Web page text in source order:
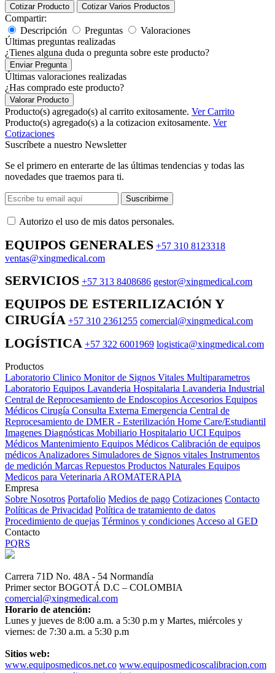
Cotizar Producto Cotizar Varios Productos
Compartir:
Descripción
Preguntas
Valoraciones
Últimas preguntas realizadas
¿Tienes alguna duda o pregunta sobre este producto?
Enviar Pregunta
Últimas valoraciones realizadas
¿Has comprado este producto?
Valorar Producto
Producto(s) agregado(s) al carrito exitosamente. Ver Carrito
Producto(s) agregado(s) a la cotizacion exitosamente. Ver
Cotizaciones
Suscríbete a nuestro Newsletter
Se el primero en enterarte de las últimas tendencias y todas las
novedades que traemos para ti.
Suscribirme
Autorizo ​​el uso de mis datos personales.
EQUIPOS GENERALES +57 310 8123318
ventas@xingmedical.com
SERVICIOS +57 313 8408686 gestor@xingmedical.com
EQUIPOS DE ESTERILIZACIÓN Y
CIRUGÍA +57 310 2361255 comercial@xingmedical.com
LOGÍSTICA +57 322 6001969 logistica@xingmedical.com
Productos
Laboratorio Clinico Monitor de Signos Vitales Multiparametros
Laboratorio Equipos Lavanderia Hospitalaria Lavanderia Industrial
Central de Reprocesamiento de Endoscopios Accesorios Equipos
Médicos Cirugía Consulta Externa Emergencia Central de
Reprocesamiento de DMER - Esterilización Home Care/Estudiantil
Imagenes Diagnósticas Mobiliario Hospitalario UCI Equipos
Médicos Mantenimiento Equipos Médicos Calibración de equipos
médicos Analizadores Simuladores de Signos vitales Instrumentos
de medición Marcas Repuestos Productos Naturales Equipos
Medicos para Veterinaria AROMATERAPIA
Empresa
Sobre Nosotros Portafolio Medios de pago Cotizaciones Contacto
Políticas de Privacidad Política de tratamiento de datos
Procedimiento de quejas Términos y condiciones Acceso al GED
Contacto
PQRS
Carrera 71D No. 48A - 54 Normandía
Primer sector BOGOTÁ D.C – COLOMBIA
comercial@xingmedical.com
Horario de atención:
Lunes y jueves de 8:00 a.m. a 5:30 p.m y Martes, miércoles y
viernes: de 7:30 a.m. a 5:30 p.m
Sitios web:
www.equiposmedicos.net.co www.equiposmedicoscalibracion.com